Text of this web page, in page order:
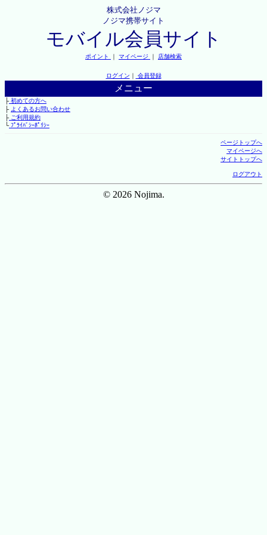
株式会社ノジマ
ノジマ携帯サイト
モバイル会員サイト
ポイント ｜ マイページ ｜ 店舗検索
ログイン ｜ 会員登録
メニュー
├初めての方へ
├ よくあるお問い合わせ
├ご利用規約
└ﾌﾟﾗｲﾊﾞｼｰﾎﾟﾘｼｰ
ページトップへ
マイページへ
サイトトップへ
ログアウト
© 2026 Nojima.